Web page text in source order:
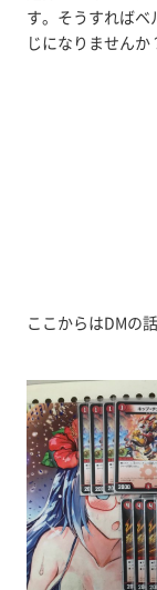
す。そうすれば
じになりませんか
ここからはDMの